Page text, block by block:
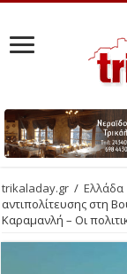
trikaladay.gr / Ελλάδα
αντιπολίτευσης στη
Καραμανλή – Οι